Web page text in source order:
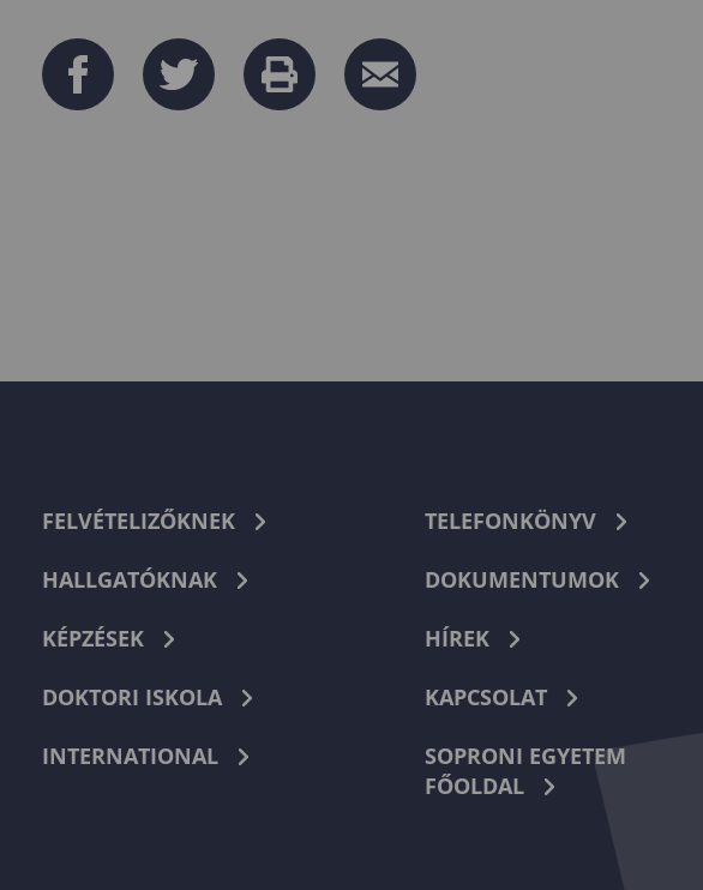
FELVÉTELIZŐKNEK
HALLGATÓKNAK
KÉPZÉSEK
DOKTORI ISKOLA
INTERNATIONAL
TELEFONKÖNYV
DOKUMENTUMOK
HÍREK
KAPCSOLAT
SOPRONI EGYETEM
FŐOLDAL